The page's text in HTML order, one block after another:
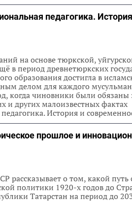
педагогика.
на основе тюркской,
в период древнетюркских
образования достигла в
делом для каждого
когда чиновники были обязаны
и других малоизвестных фактах
История и
прошлое и
о том, какой путь
политики 1920-х годов до
Татарстан на период до